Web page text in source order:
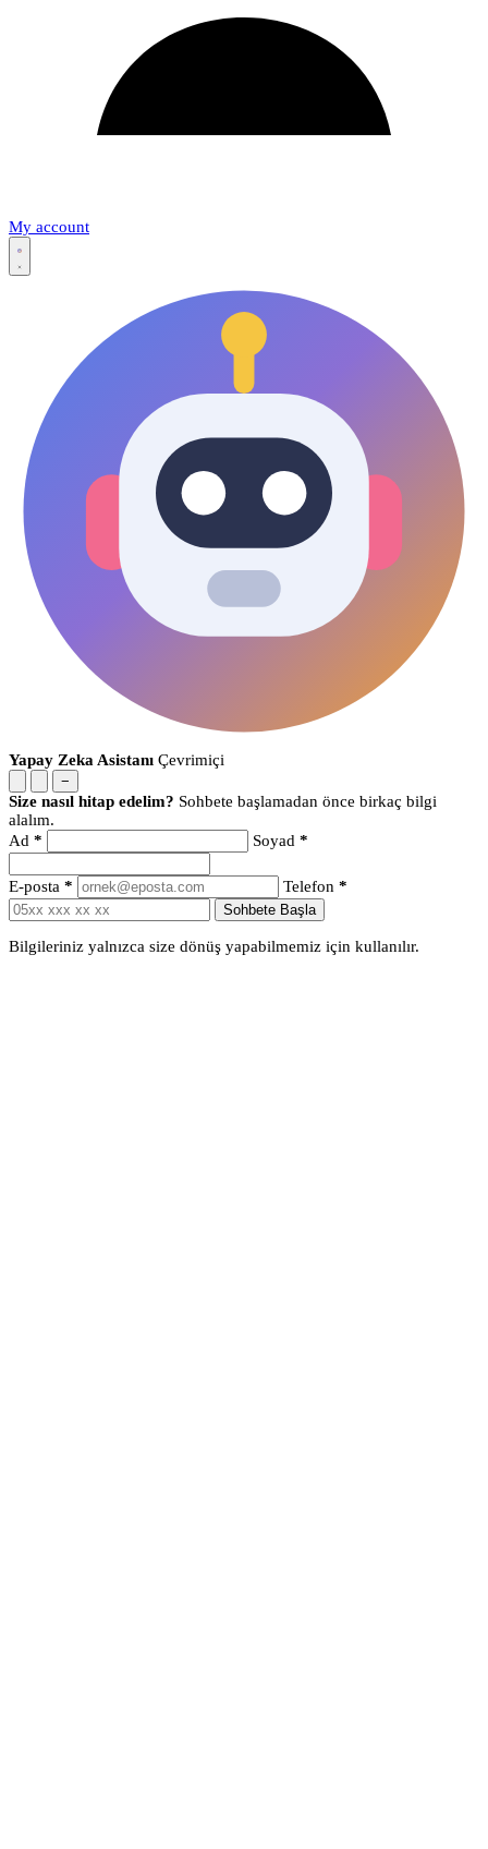
My account
Yapay Zeka Asistanı Çevrimiçi
−
Size nasıl hitap edelim? Sohbete başlamadan önce birkaç bilgi
alalım.
Ad * Soyad *
E-posta * Telefon *
Sohbete Başla
Bilgileriniz yalnızca size dönüş yapabilmemiz için kullanılır.